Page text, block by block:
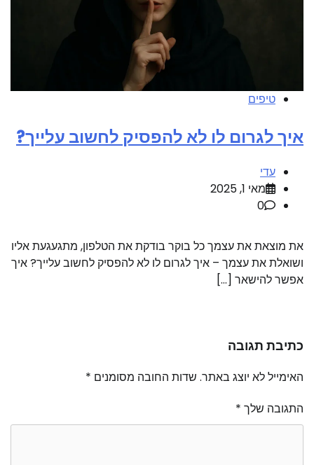
טיפים
איך לגרום לו לא להפסיק לחשוב עלייך?
עדי
מאי 1, 2025
0
את מוצאת את עצמך כל בוקר בודקת את הטלפון, מתגעגעת אליו
ושואלת את עצמך – איך לגרום לו לא להפסיק לחשוב עלייך? איך
אפשר להישאר […]
כתיבת תגובה
האימייל לא יוצג באתר. שדות החובה מסומנים *
התגובה שלך *